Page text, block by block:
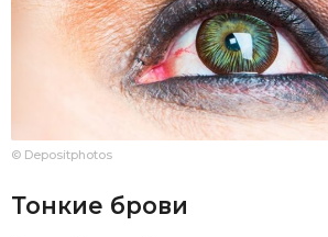
© Depositphotos
Тонкие брови